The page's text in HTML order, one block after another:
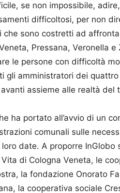
se non impossibile, adire,
difficoltosi, per non
che sono costretti ad
Pressana, Veronella e
le persone con difficoltà
gli amministratori dei quattro
assieme alle realtà del
ha portato all’avvio di un
comunali sulle
date. A proporre InGlobo
di Cologna Veneta, le
la fondazione Onorato
la cooperativa sociale